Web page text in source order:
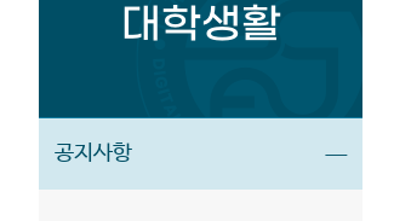
대학생활
공지사항